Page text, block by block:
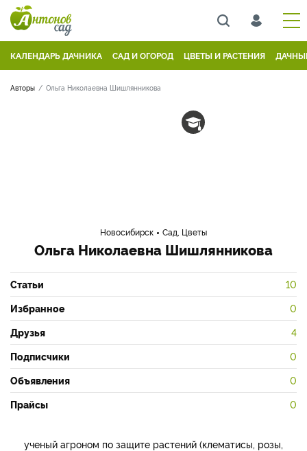
КАЛЕНДАРЬ ДАЧНИКА САД И ОГОРОД ЦВЕТЫ И РАСТЕНИЯ
Авторы Ольга Николаевна Шишлянникова
Новосибирск Сад, Цветы
Ольга Николаевна Шишлянникова
Статьи 10
Избранное 0
Друзья 4
Подписчики 0
Объявления 0
Прайсы 0
ученый агроном по защите растений (клематисы, розы,